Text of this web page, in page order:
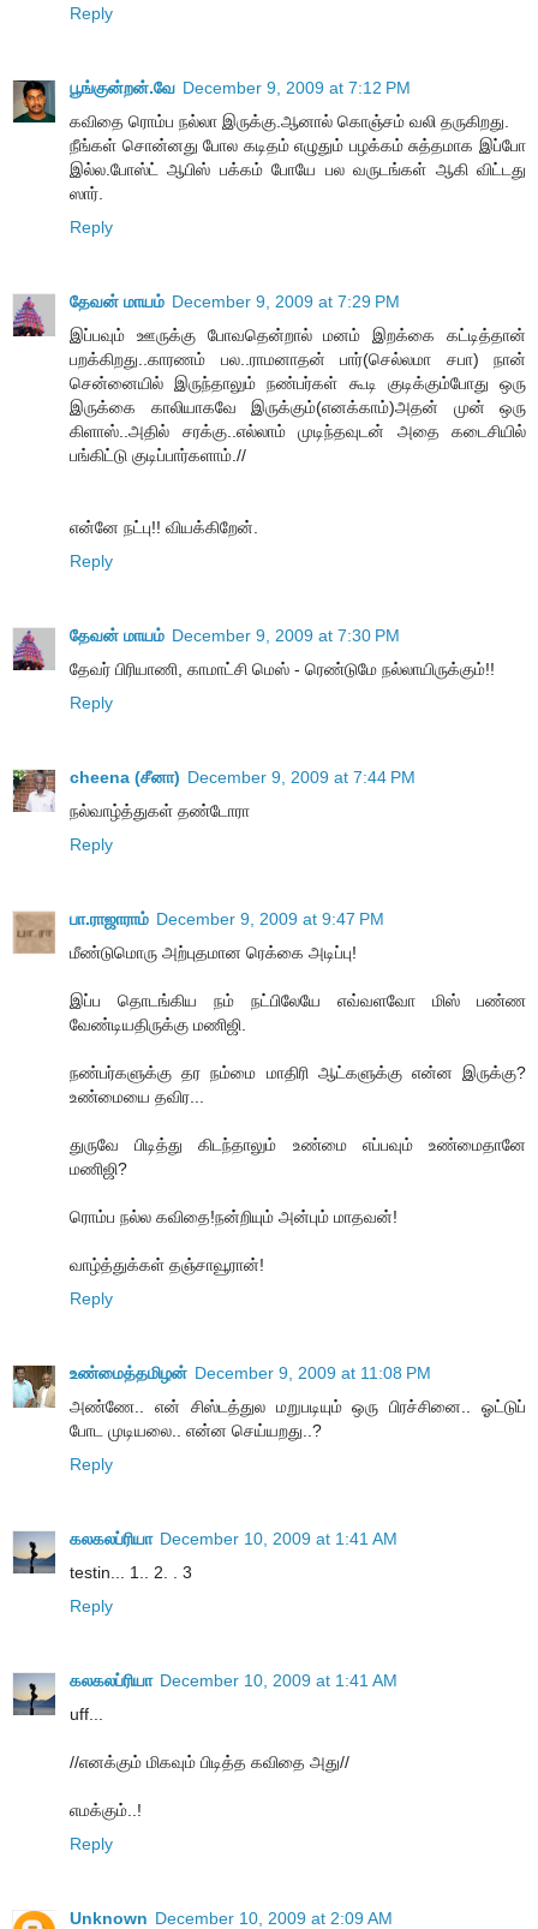
Reply
பூங்குன்றன்.வே December 9, 2009 at 7:12 PM
கவிதை ரொம்ப நல்லா இருக்கு.ஆனால் கொஞ்சம் வலி தருகிறது.
நீங்கள் சொன்னது போல கடிதம் எழுதும் பழக்கம் சுத்தமாக இப்போ
இல்ல.போஸ்ட் ஆபிஸ் பக்கம் போயே பல வருடங்கள் ஆகி விட்டது
ஸார்.
Reply
தேவன் மாயம் December 9, 2009 at 7:29 PM
இப்பவும் ஊருக்கு போவதென்றால் மனம் இறக்கை கட்டித்தான்
பறக்கிறது..காரணம் பல..ராமனாதன் பார்(செல்லமா சபா) நான்
சென்னையில் இருந்தாலும் நண்பர்கள் கூடி குடிக்கும்போது ஒரு
இருக்கை காலியாகவே இருக்கும்(எனக்காம்)அதன் முன் ஒரு
கிளாஸ்..அதில் சரக்கு..எல்லாம் முடிந்தவுடன் அதை கடைசியில்
பங்கிட்டு குடிப்பார்களாம்.//
என்னே நட்பு!! வியக்கிறேன்.
Reply
தேவன் மாயம் December 9, 2009 at 7:30 PM
தேவர் பிரியாணி, காமாட்சி மெஸ் - ரெண்டுமே நல்லாயிருக்கும்!!
Reply
cheena (சீனா) December 9, 2009 at 7:44 PM
நல்வாழ்த்துகள் தண்டோரா
Reply
பா.ராஜாராம் December 9, 2009 at 9:47 PM
மீண்டுமொரு அற்புதமான ரெக்கை அடிப்பு!
இப்ப தொடங்கிய நம் நட்பிலேயே எவ்வளவோ மிஸ் பண்ண
வேண்டியதிருக்கு மணிஜி.
நண்பர்களுக்கு தர நம்மை மாதிரி ஆட்களுக்கு என்ன இருக்கு?
உண்மையை தவிர...
துருவே பிடித்து கிடந்தாலும் உண்மை எப்பவும் உண்மைதானே
மணிஜி?
ரொம்ப நல்ல கவிதை!நன்றியும் அன்பும் மாதவன்!
வாழ்த்துக்கள் தஞ்சாவூரான்!
Reply
உண்மைத்தமிழன் December 9, 2009 at 11:08 PM
அண்ணே.. என் சிஸ்டத்துல மறுபடியும் ஒரு பிரச்சினை.. ஓட்டுப்
போட முடியலை.. என்ன செய்யறது..?
Reply
கலகலப்ரியா December 10, 2009 at 1:41 AM
testin... 1.. 2. . 3
Reply
கலகலப்ரியா December 10, 2009 at 1:41 AM
uff...
//எனக்கும் மிகவும் பிடித்த கவிதை அது//
எமக்கும்..!
Reply
Unknown December 10, 2009 at 2:09 AM